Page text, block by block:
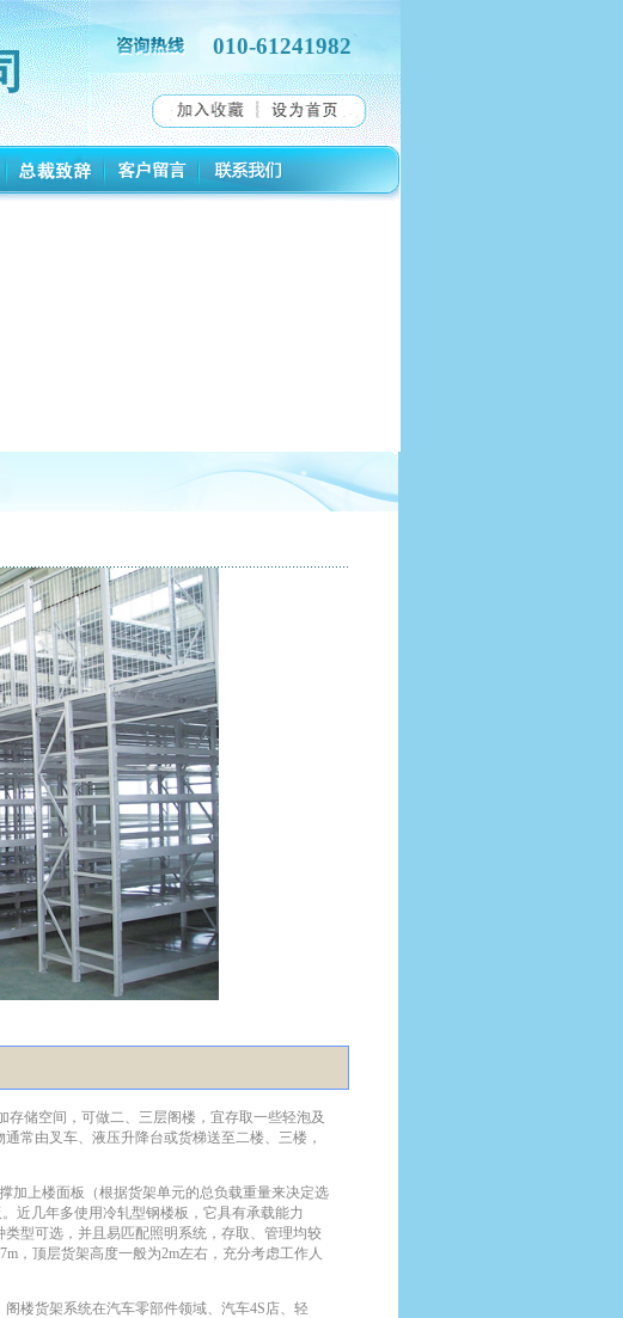
010-61241982
储空间，可做二、三层阁楼，宜存取一些轻泡及
常由叉车、液压升降台或货梯送至二楼、三楼，
加上楼面板（根据货架单元的总负载重量来决定选
近几年多使用冷轧型钢楼板，它具有承载能力
型可选，并且易匹配照明系统，存取、管理均较
，顶层货架高度一般为2m左右，充分考虑工作人
货架系统在汽车零部件领域、汽车4S店、轻